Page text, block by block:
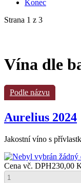
Konec
Strana 1 z 3
Vína dle
Podle názvu
Aurelius 2024
Jakostní víno s
Cena vč. DPH230,00